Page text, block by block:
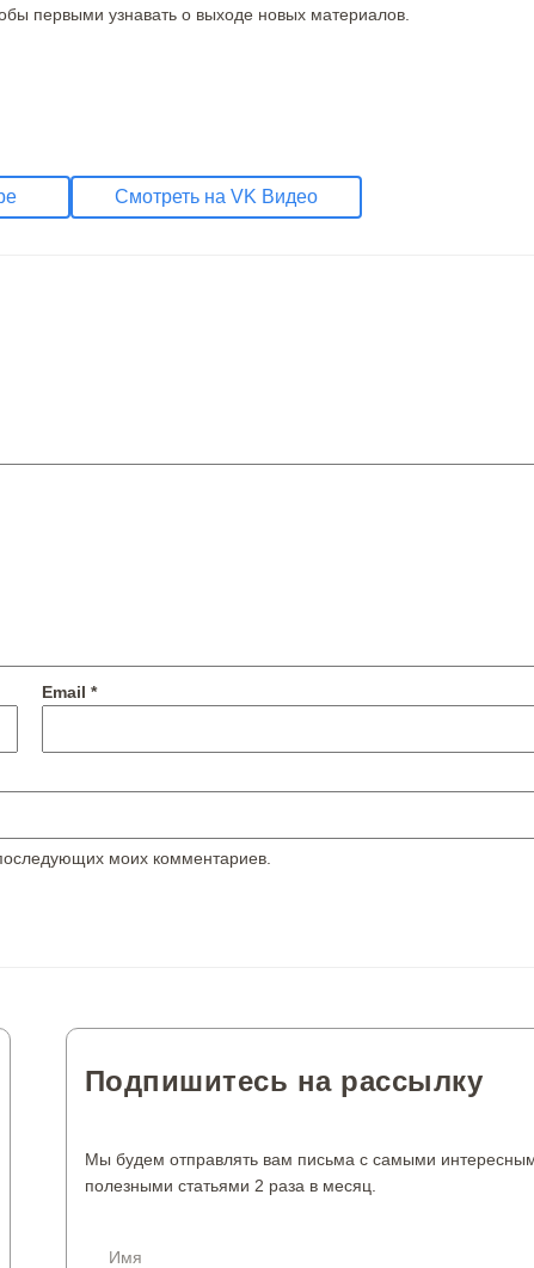
первыми узнавать о выходе новых материалов.
Смотреть на VK Видео
Email *
моих комментариев.
Подпишитесь на рассылку
Мы будем отправлять вам письма с самыми
полезными статьями 2 раза в месяц.
Имя